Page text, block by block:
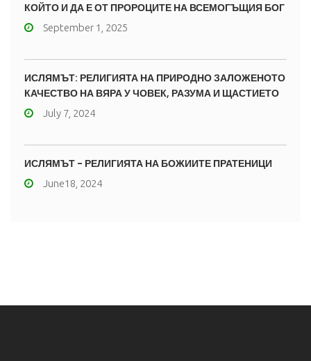
КОЙТО И ДА Е ОТ ПРОРОЦИТЕ НА ВСЕМОГЪЩИЯ БОГ
September 1, 2025
ИСЛЯМЪТ: РЕЛИГИЯТА НА ПРИРОДНО ЗАЛОЖЕНОТО
КАЧЕСТВО НА ВЯРА У ЧОВЕК, РАЗУМА И ЩАСТИЕТО
July 7, 2024
ИСЛЯМЪТ - РЕЛИГИЯТА НА БОЖИИТЕ ПРАТЕНИЦИ
June18, 2024